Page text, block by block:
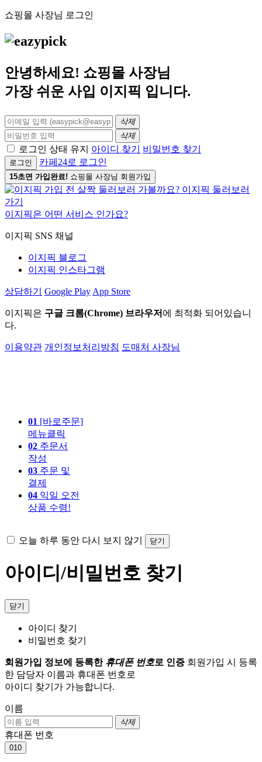
쇼핑몰 사장님 로그인
안녕하세요! 쇼핑몰 사장님
가장 쉬운 사입 이지픽 입니다.
삭제
삭제
로그인 상태 유지 아이디 찾기 비밀번호 찾기
로그인 카페24로 로그인
15초면 가입완료! 쇼핑몰 사장님 회원가입
이지픽은 어떤 서비스 인가요?
이지픽 SNS 채널
이지픽 블로그
이지픽 인스타그램
상담하기 Google Play App Store
이지픽은 구글 크롬(Chrome) 브라우저 에 최적화 되어있습니
다.
이용약관 개인정보처리방침 도매처 사장님
01 [바로주문]
메뉴클릭
02 주문서
작성
03 주문 및
결제
04 익일 오전
상품 수령!
오늘 하루 동안 다시 보지 않기 닫기
아이디/비밀번호 찾기
닫기
아이디 찾기
비밀번호 찾기
회원가입 정보에 등록한 휴대폰 번호로 인증 회원가입 시 등록
한 담당자 이름과 휴대폰 번호로
아이디 찾기가 가능합니다.
이름
삭제
휴대폰 번호
010